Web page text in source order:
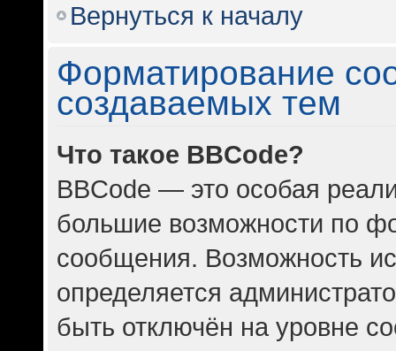
Вернуться к началу
Форматирование
создаваемых тем
Что такое BBCode?
BBCode — это особая
большие возможности по
сообщения. Возможность
определяется
быть отключён на уровне